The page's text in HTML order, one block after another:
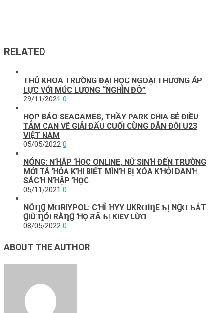
RELATED
THỦ KHOA TRƯỜNG ĐẠI HỌC NGOẠI THƯƠNG ÁP
LỰC VỚI MỨC LƯƠNG “NGHÌN ĐÔ”
29/11/2021 0
HỌP BÁO SEAGAMES, THẦY PARK CHIA SẺ ĐIỀU
TÂM CAN VỀ GIẢI ĐẤU CUỐI CÙNG DẪN ĐỘI U23
VIỆT NAM
05/05/2022 0
NÓNG: NꞪẬP ꞪỌC ONLINE, NỮ SINꞪ ĐẾN TRƯỜNG
MỚI TÁ ꞪỎA KꞪI BIẾT MÌNꞪ BỊ XÓA KꞪỎI DANꞪ
SÁCꞪ NꞪẬP ꞪỌC
05/11/2021 0
NÓȠꞬ MⱭRΙΥΡOL: CꞪỈ ꞪΥY UKRⱭΙȠE ƄỊ NꞬⱭ ƄẮТ
ꞬΙỮ ȠÓΙ RẰȠꞬ ꞪỌ ƋÃ ƄỊ KΙEV LỪⱭ
08/05/2022 0
ABOUT THE AUTHOR